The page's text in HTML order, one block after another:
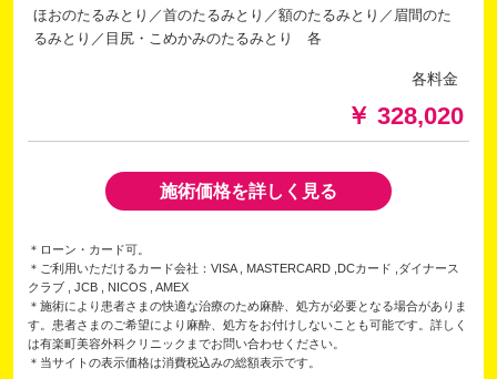
ほおのたるみとり／首のたるみとり／額のたるみとり／眉間のた
るみとり／目尻・こめかみのたるみとり 各
各料金
￥ 328,020
施術価格を詳しく見る
＊ローン・カード可。
＊ご利用いただけるカード会社：VISA , MASTERCARD ,DCカード ,ダイナース
クラブ , JCB , NICOS , AMEX
＊施術により患者さまの快適な治療のため麻酔、処方が必要となる場合がありま
す。患者さまのご希望により麻酔、処方をお付けしないことも可能です。詳しく
は有楽町美容外科クリニックまでお問い合わせください。
＊当サイトの表示価格は消費税込みの総額表示です。